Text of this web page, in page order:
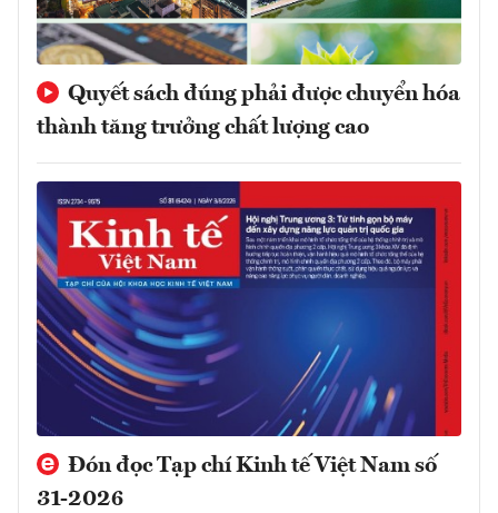
Quyết sách đúng phải được chuyển hóa
thành tăng trưởng chất lượng cao
Đón đọc Tạp chí Kinh tế Việt Nam số
31-2026